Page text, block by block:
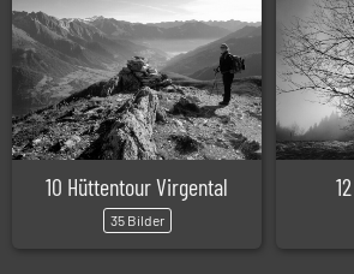
10 Hüttentour Virgental
35 Bilder